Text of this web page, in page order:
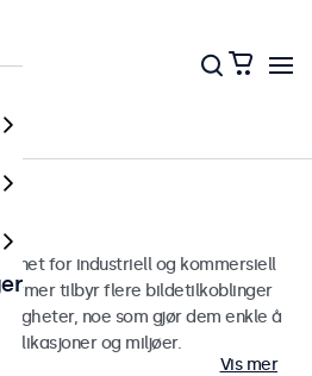
for industriell og kommersiell
tilbyr flere bildetilkoblinger
noe som gjør dem enkle å
og miljøer.
Vis mer